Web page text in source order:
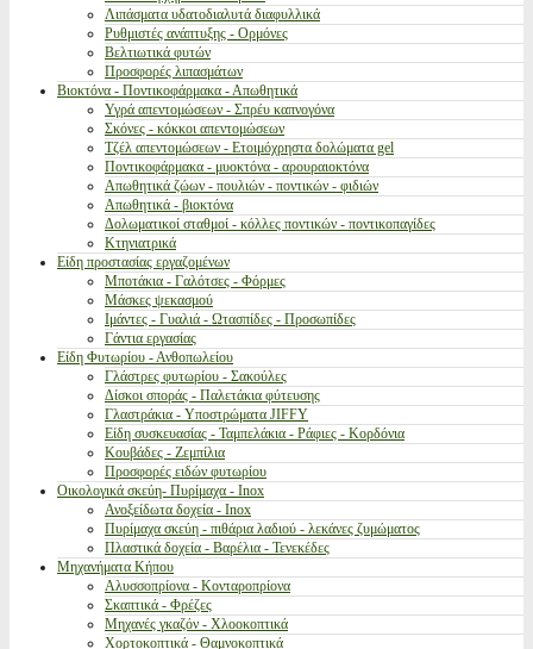
Λιπάσματα υδατοδιαλυτά διαφυλλικά
Ρυθμιστές ανάπτυξης - Ορμόνες
Βελτιωτικά φυτών
Προσφορές λιπασμάτων
Βιοκτόνα - Ποντικοφάρμακα - Απωθητικά
Υγρά απεντομώσεων - Σπρέυ καπνογόνα
Σκόνες - κόκκοι απεντομώσεων
Τζέλ απεντομώσεων - Ετοιμόχρηστα δολώματα gel
Ποντικοφάρμακα - μυοκτόνα - αρουραιοκτόνα
Απωθητικά ζώων - πουλιών - ποντικών - φιδιών
Απωθητικά - βιοκτόνα
Δολωματικοί σταθμοί - κόλλες ποντικών - ποντικοπαγίδες
Κτηνιατρικά
Είδη προστασίας εργαζομένων
Μποτάκια - Γαλότσες - Φόρμες
Μάσκες ψεκασμού
Ιμάντες - Γυαλιά - Ωτασπίδες - Προσωπίδες
Γάντια εργασίας
Είδη Φυτωρίου - Ανθοπωλείου
Γλάστρες φυτωρίου - Σακούλες
Δίσκοι σποράς - Παλετάκια φύτευσης
Γλαστράκια - Υποστρώματα JIFFY
Είδη συσκευασίας - Ταμπελάκια - Ράφιες - Κορδόνια
Κουβάδες - Ζεμπίλια
Προσφορές ειδών φυτωρίου
Οικολογικά σκεύη- Πυρίμαχα - Inox
Ανοξείδωτα δοχεία - Inox
Πυρίμαχα σκεύη - πιθάρια λαδιού - λεκάνες ζυμώματος
Πλαστικά δοχεία - Βαρέλια - Τενεκέδες
Μηχανήματα Κήπου
Αλυσσοπρίονα - Κονταροπρίονα
Σκαπτικά - Φρέζες
Μηχανές γκαζόν - Χλοοκοπτικά
Χορτοκοπτικά - Θαμνοκοπτικά